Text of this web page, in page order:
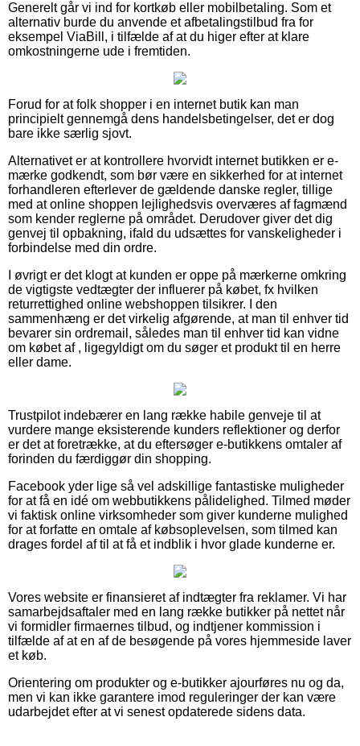
Generelt går vi ind for kortkøb eller mobilbetaling. Som et
alternativ burde du anvende et afbetalingstilbud fra for
eksempel ViaBill, i tilfælde af at du higer efter at klare
omkostningerne ude i fremtiden.
Forud for at folk shopper i en internet butik kan man
principielt gennemgå dens handelsbetingelser, det er dog
bare ikke særlig sjovt.
Alternativet er at kontrollere hvorvidt internet butikken er e-
mærke godkendt, som bør være en sikkerhed for at internet
forhandleren efterlever de gældende danske regler, tillige
med at online shoppen lejlighedsvis overværes af fagmænd
som kender reglerne på området. Derudover giver det dig
genvej til opbakning, ifald du udsættes for vanskeligheder i
forbindelse med din ordre.
I øvrigt er det klogt at kunden er oppe på mærkerne omkring
de vigtigste vedtægter der influerer på købet, fx hvilken
returrettighed online webshoppen tilsikrer. I den
sammenhæng er det virkelig afgørende, at man til enhver tid
bevarer sin ordremail, således man til enhver tid kan vidne
om købet af , ligegyldigt om du søger et produkt til en herre
eller dame.
Trustpilot indebærer en lang række habile genveje til at
vurdere mange eksisterende kunders reflektioner og derfor
er det at foretrække, at du eftersøger e-butikkens omtaler af
forinden du færdiggør din shopping.
Facebook yder lige så vel adskillige fantastiske muligheder
for at få en idé om webbutikkens pålidelighed. Tilmed møder
vi faktisk online virksomheder som giver kunderne mulighed
for at forfatte en omtale af købsoplevelsen, som tilmed kan
drages fordel af til at få et indblik i hvor glade kunderne er.
Vores website er finansieret af indtægter fra reklamer. Vi har
samarbejdsaftaler med en lang række butikker på nettet når
vi formidler firmaernes tilbud, og indtjener kommission i
tilfælde af at en af de besøgende på vores hjemmeside laver
et køb.
Orientering om produkter og e-butikker ajourføres nu og da,
men vi kan ikke garantere imod reguleringer der kan være
udarbejdet efter at vi senest opdaterede sidens data.